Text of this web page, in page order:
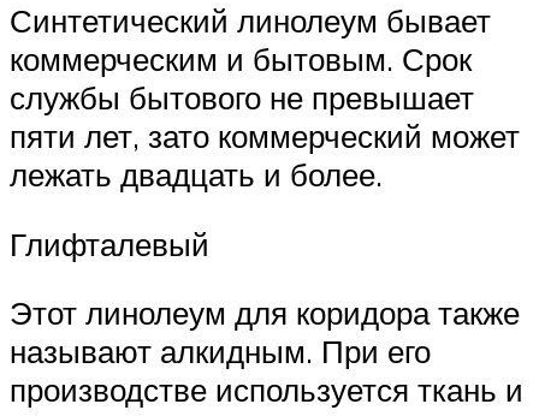
Синтетический линолеум бывает
коммерческим и бытовым. Срок
службы бытового не превышает
пяти лет, зато коммерческий может
лежать двадцать и более.
Глифталевый
Этот линолеум для коридора также
называют алкидным. При его
производстве используется ткань и